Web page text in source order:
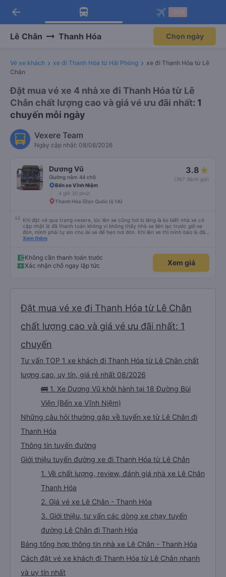
Tải app Vexere ngay!
Nhận ưu đãi thành viên độc
Mở app
Tải app Vexere
-30k/ghế khi đặt vé máy bay qua
Mở app
arrow_back
Lê Chân Thanh Hóa Chọn ngày
Vé xe khách xe đi Thanh Hóa từ Hải Phòng
xe đi Thanh Hóa từ Lê
Chân
Đặt mua vé xe 4 nhà xe đi Thanh Hóa từ Lê
Chân chất lượng cao và giá vé ưu đãi nhất: 1
chuyến mỗi ngày
Vexere Team
Ngày cập nhật: 08/08/2026
Dương Vũ
Giường nằm 44 chỗ
3.8
(367 đánh giá)
Bến xe Vĩnh Niệm
4 giờ 30 phút
Thanh Hóa (Dọc Quốc lộ 1A)
Khi đặt vé qua trang vexere, lúc lên xe cũng hơi lo lắng là ko biết nhà xe có
cập nhật là đã thanh toán không vì không thấy nhà xe liên lạc trước giờ xe
đón, mình phải tự alo cho lái xe để hẹn nơi đón. Khi lên xe thì mình báo là đã
mua qua trang vexere thì lúc đó nhà xe mới kiểm tra và OK. Như vậy, nếu
Xem thêm
Không cần thanh toán trước
Xác nhận chỗ ngay lập tức
Xem giá
Đặt mua vé xe đi Thanh Hóa từ Lê Chân
chất lượng cao và giá vé ưu đãi nhất: 1
chuyến
Tư vấn TOP 1 xe khách đi Thanh Hóa từ Lê Chân chất
lượng cao, uy tín, giá rẻ nhất 08/2026
🚌 1. Xe Dương Vũ khởi hành tại 18 Đường Bùi
Viện (Bến xe Vĩnh Niệm)
Những câu hỏi thường gặp về tuyến xe từ Lê Chân đi
Thanh Hóa
Thông tin tuyến đường
Giới thiệu tuyến đường xe đi Thanh Hóa từ Lê Chân
1. Về chất lượng, review, đánh giá nhà xe Lê Chân
Thanh Hóa
2. Giá vé xe Lê Chân - Thanh Hóa
3. Giới thiệu, tư vấn các dòng xe chạy tuyến
đường Lê Chân đi Thanh Hóa
Bảng tổng hợp thông tin nhà xe Lê Chân - Thanh Hóa
Cách đặt vé xe khách đi Thanh Hóa từ Lê Chân nhanh
và uy tín nhất